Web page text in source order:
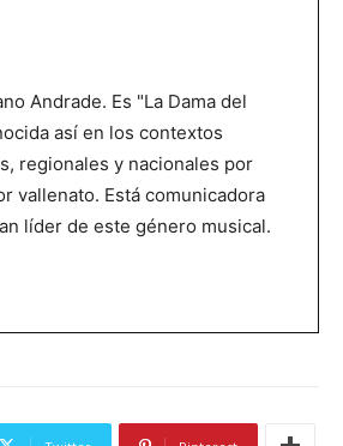
Andrade. Es "La Dama del
así en los contextos
regionales y nacionales por
vallenato. Está comunicadora
líder de este género musical.